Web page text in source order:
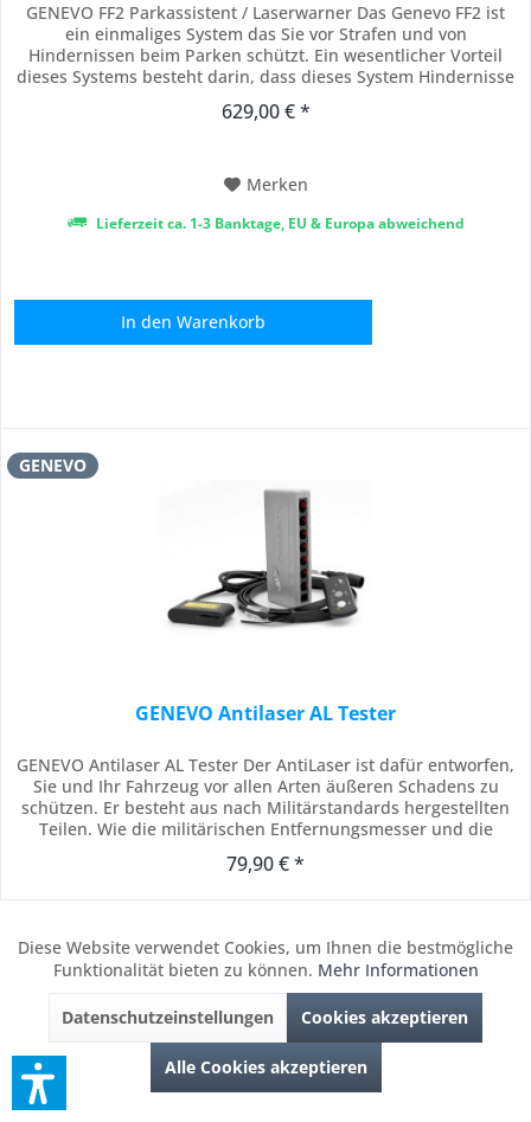
GENEVO FF2 Parkassistent / Laserwarner Das Genevo FF2 ist
ein einmaliges System das Sie vor Strafen und von
Hindernissen beim Parken schützt. Ein wesentlicher Vorteil
dieses Systems besteht darin, dass dieses System Hindernisse
entdecken kann und damit dem Fahrer zuverlässig und
629,00 € *
Merken
Lieferzeit ca. 1-3 Banktage, EU & Europa abweichend
In den Warenkorb
GENEVO
GENEVO Antilaser AL Tester
GENEVO Antilaser AL Tester Der AntiLaser ist dafür entworfen,
Sie und Ihr Fahrzeug vor allen Arten äußeren Schadens zu
schützen. Er besteht aus nach Militärstandards hergestellten
Teilen. Wie die militärischen Entfernungsmesser und die
Laserdioden im Arbeitsbereich von 905 nm Wellenlänge.
79,90 € *
Merken
Lieferzeit ca. 1-3 Banktage, EU & Europa abweichend
In den Warenkorb
Funktionale Aktiv
Marketing Inaktiv
Tracking Inaktiv
Diese Website verwendet Cookies, um Ihnen die bestmögliche
Funktionalität bieten zu können. Mehr Informationen
Datenschutzeinstellungen Cookies akzeptieren
Alle Cookies akzeptieren